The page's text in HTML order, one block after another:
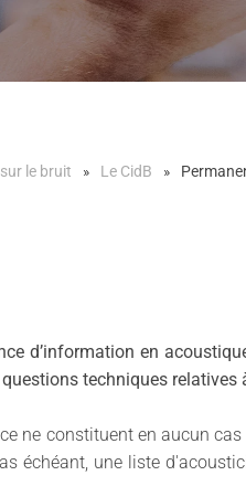
le bruit Le CidB
d’information en
techniques
ne constituent en aucun
échéant, une liste